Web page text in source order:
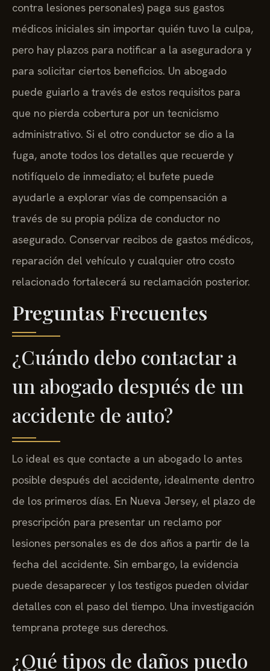
contra lesiones personales) paga sus gastos
médicos iniciales sin importar quién tuvo la culpa,
pero hay plazos para notificar a la aseguradora y
para solicitar ciertos beneficios. Un abogado
puede guiarlo a través de estos requisitos para
que no pierda cobertura por un tecnicismo
administrativo. Si el otro conductor se dio a la
fuga, anote todos los detalles que recuerde y
notifíquelo de inmediato; el bufete puede
ayudarle a explorar vías de compensación a
través de su propia póliza de conductor no
asegurado. Conservar recibos de gastos médicos,
reparación del vehículo y cualquier otro costo
relacionado fortalecerá su reclamación posterior.
Preguntas Frecuentes
¿Cuándo debo contactar a
un abogado después de un
accidente de auto?
Lo ideal es que contacte a un abogado lo antes
posible después del accidente, idealmente dentro
de los primeros días. En Nueva Jersey, el plazo de
prescripción para presentar un reclamo por
lesiones personales es de dos años a partir de la
fecha del accidente. Sin embargo, la evidencia
puede desaparecer y los testigos pueden olvidar
detalles con el paso del tiempo. Una investigación
temprana protege sus derechos.
¿Qué tipos de daños puedo